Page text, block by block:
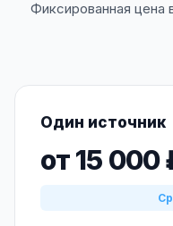
Фиксированная цена
Один источник
от 15 000